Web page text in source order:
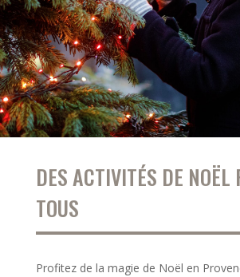
DES ACTIVITÉS DE NOËL
TOUS
Profitez de la magie de Noël en